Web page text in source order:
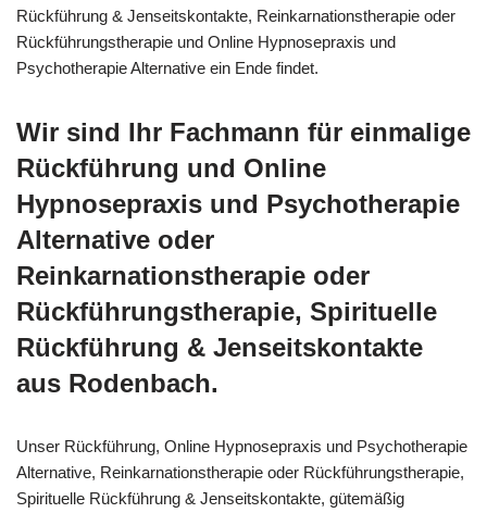
Rückführung & Jenseitskontakte, Reinkarnationstherapie oder
Rückführungstherapie und Online Hypnosepraxis und
Psychotherapie Alternative ein Ende findet.
Wir sind Ihr Fachmann für einmalige
Rückführung und Online
Hypnosepraxis und Psychotherapie
Alternative oder
Reinkarnationstherapie oder
Rückführungstherapie, Spirituelle
Rückführung & Jenseitskontakte
aus Rodenbach.
Unser Rückführung, Online Hypnosepraxis und Psychotherapie
Alternative, Reinkarnationstherapie oder Rückführungstherapie,
Spirituelle Rückführung & Jenseitskontakte, gütemäßig